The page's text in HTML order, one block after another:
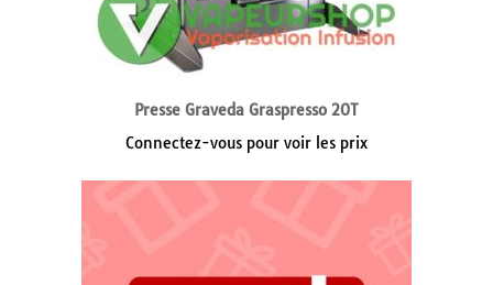
Presse Graveda Graspresso 20T
Connectez-vous pour voir les prix